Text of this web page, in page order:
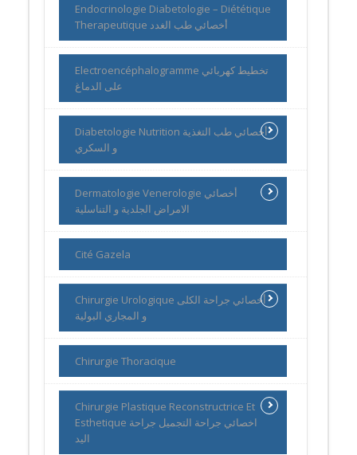
Endocrinologie Diabetologie – Diététique
Therapeutique أخصائي طب الغدد
Electroencéphalogramme تخطيط كهربائي
على الدماغ
Diabetologie Nutrition أخصائي طب التغذية
و السكري
Dermatologie Venerologie أخصائي
الامراض الجلدية و التناسلية
Cité Gazela
Chirurgie Urologique أخصائي جراحة الكلى
و المجاري البولية
Chirurgie Thoracique
Chirurgie Plastique Reconstructrice Et
Esthetique اخصائي جراحة التجميل جراحة
اليد